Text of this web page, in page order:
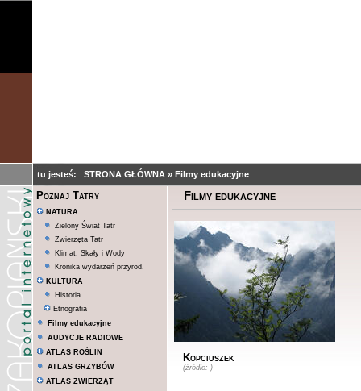
tu jesteś: STRONA GŁÓWNA » Filmy edukacyjne
Poznaj Tatry
NATURA
Zielony Świat Tatr
Zwierzęta Tatr
Klimat, Skały i Wody
Kronika wydarzeń przyrod.
KULTURA
Historia
Etnografia
Filmy edukacyjne
AUDYCJE RADIOWE
ATLAS ROŚLIN
ATLAS GRZYBÓW
ATLAS ZWIERZĄT
Filmy edukacyjne
Kopciuszek
(żródło: )